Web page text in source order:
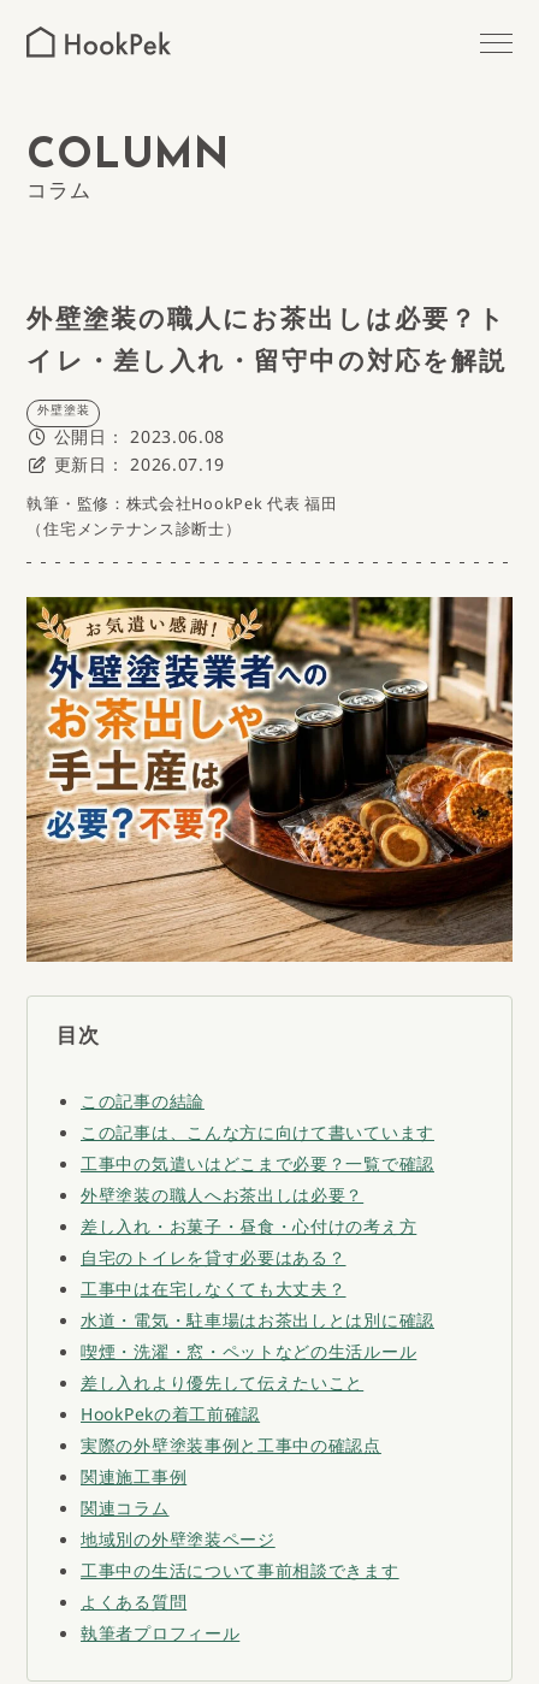
MAINTENANCE
OUTER WALLS
外壁塗装
瑞穂区の外壁塗装
SHOWA
昭和区の外壁塗装
MIDORI
緑区の外壁塗装
MINAMI
南区の外壁塗装
HookPekとは
WORKS
施工事例
NEWS
お知らせ
COLUMN
コラム
会社概要
COLUMN
コラム
外壁塗装の職人にお茶出しは必要？ト
イレ・差し入れ・留守中の対応を解説
外壁塗装
公開日：2023.06.08
更新日：2026.07.19
執筆・監修：株式会社HookPek 代表 福田
（住宅メンテナンス診断士）
目次
この記事の結論
この記事は、こんな方に向けて書いています
工事中の気遣いはどこまで必要？一覧で確認
外壁塗装の職人へお茶出しは必要？
差し入れ・お菓子・昼食・心付けの考え方
自宅のトイレを貸す必要はある？
工事中は在宅しなくても大丈夫？
水道・電気・駐車場はお茶出しとは別に確認
喫煙・洗濯・窓・ペットなどの生活ルール
差し入れより優先して伝えたいこと
HookPekの着工前確認
実際の外壁塗装事例と工事中の確認点
関連施工事例
関連コラム
地域別の外壁塗装ページ
工事中の生活について事前相談できます
よくある質問
執筆者プロフィール